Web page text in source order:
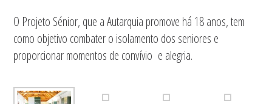
O Projeto Sénior, que a Autarquia promove há 18 anos, tem
como objetivo combater o isolamento dos seniores e
proporcionar momentos de convívio e alegria.